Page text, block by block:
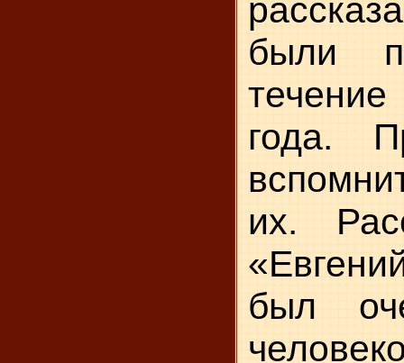
были
года.
их.
был